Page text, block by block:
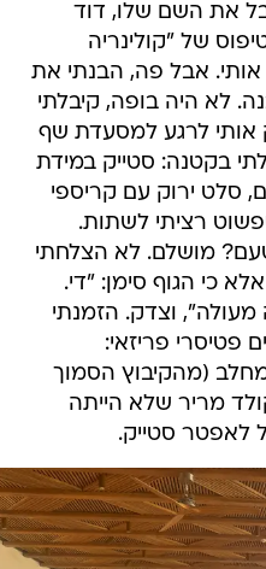
את השם שלו, דוד
של "קולינריה
אותי. אבל פה, הבנתי את
לא היה בופה, קיבלתי
אותי לרגע למסעדת שף
מהטופ 3. התחלתי בקטנה: סטייק במידת
סלט ירוק עם קריספי
רציתי לשתות.
מושלם. לא הצלחתי
כי הגוף סימן: "די.
מעולה", וצדק. הזמנתי
פטיסרי פריזאי:
(מהקיבוץ הסמוך
מריר שלא הייתה
לאפטר סטייק.